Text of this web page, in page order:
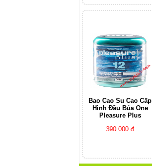
Bao Cao Su Cao Cấp
Hình Đầu Búa One
Pleasure Plus
390.000 đ